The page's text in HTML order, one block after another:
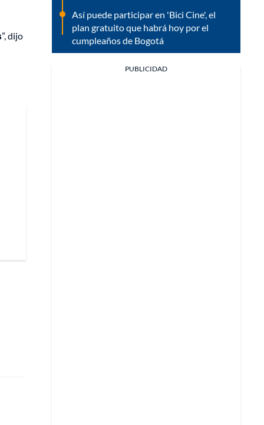
”, dijo
Así puede participar en 'Bici Cine', el
plan gratuito que habrá hoy por el
cumpleaños de Bogotá
PUBLICIDAD